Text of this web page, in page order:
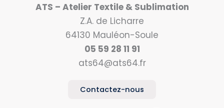
ATS – Atelier Textile & Sublimation
Z.A. de Licharre
64130 Mauléon-Soule
05 59 28 11 91
ats64@ats64.fr
Contactez-nous